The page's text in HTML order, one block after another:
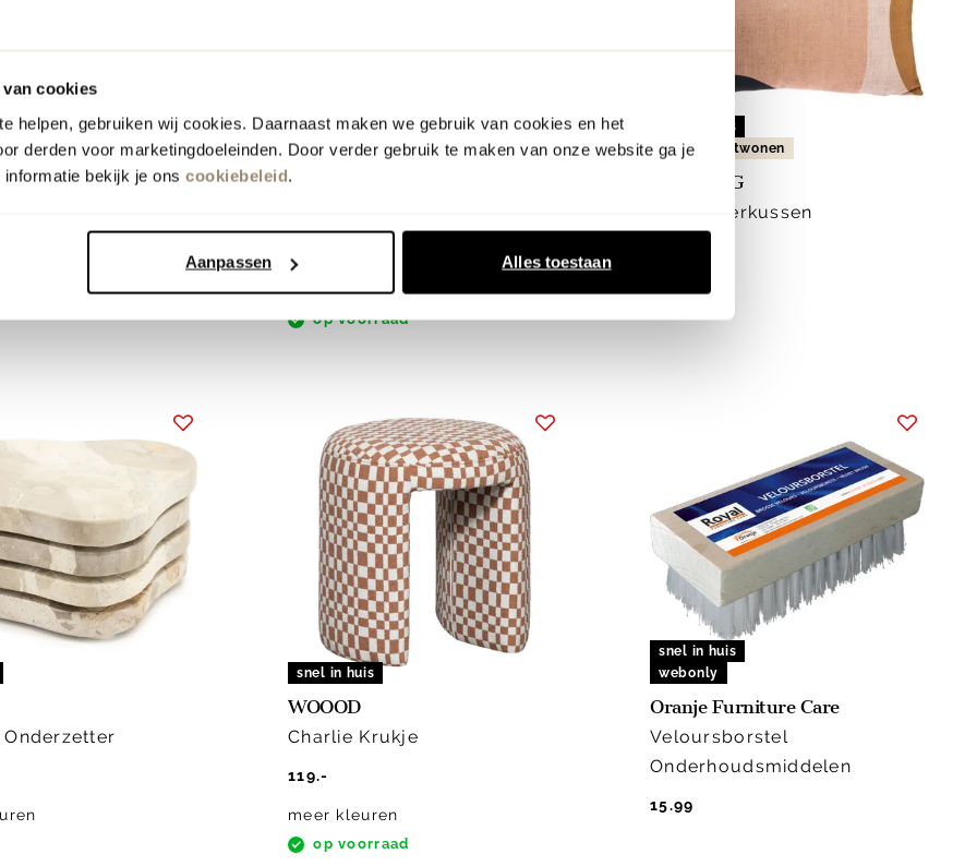
cookies
helpen, gebruiken wij cookies. Daarnaast maken we gebruik van cookies en het
derden voor marketingdoeleinden. Door verder gebruik te maken van onze website ga je
bekijk je ons cookiebeleid.
Aanpassen Alles toestaan
10% korting
nieuw
Montèl
meer kleuren
op voorraad
snel in huis
gezien in vtwonen
HKLIVING
Tokyo Sierkussen
snel in huis
WOOOD
Charlie Krukje
119.-
meer kleuren
op voorraad
snel in huis
webonly
Oranje Furniture Care
Veloursborstel
Onderhoudsmiddelen
15.99